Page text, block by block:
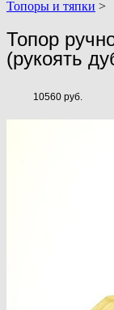
Топоры и тяпки >
Топор
(рукоять
10560 руб.